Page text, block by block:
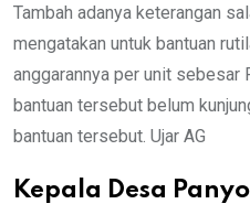
Tambah adanya keterangan
mengatakan untuk bantuan
anggarannya per unit sebesar
bantuan tersebut belum
bantuan tersebut. Ujar AG
Kepala Desa